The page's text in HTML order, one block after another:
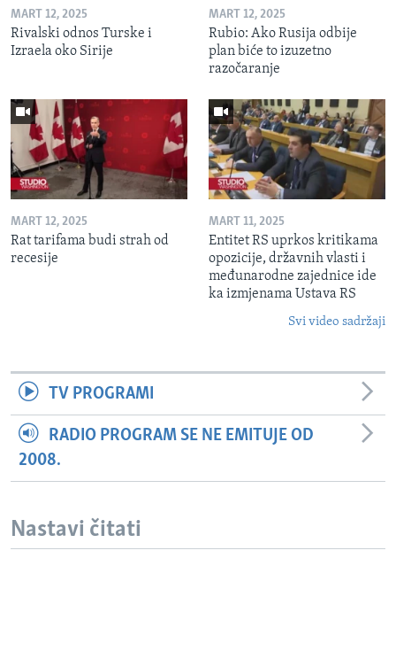
MART 12, 2025
Rivalski odnos Turske i
Izraela oko Sirije
MART 12, 2025
Rubio: Ako Rusija odbije
plan biće to izuzetno
razočaranje
MART 12, 2025
Rat tarifama budi strah od
recesije
MART 11, 2025
Entitet RS uprkos kritikama
opozicije, državnih vlasti i
međunarodne zajednice ide
ka izmjenama Ustava RS
Svi video sadržaji
TV PROGRAMI
RADIO PROGRAM SE NE EMITUJE OD
2008.
Nastavi čitati